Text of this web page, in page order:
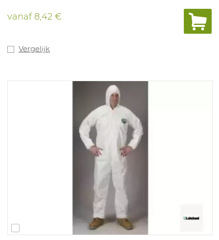
vanaf8,42 €
Vergelijk